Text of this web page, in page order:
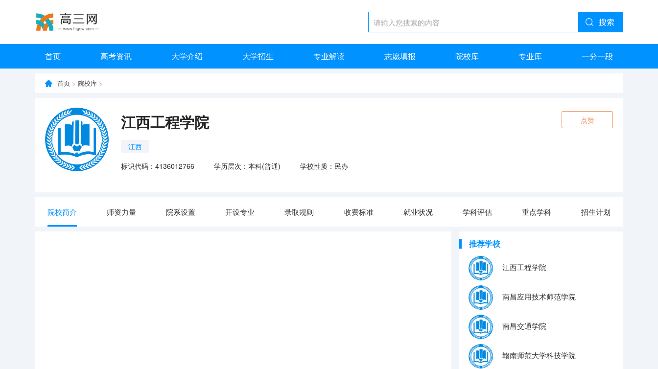
搜索
首页 高考资讯 大学介绍 大学招生 专业解读 志愿填报 院校库 专业库 一分一段
首页 > 院校库 >
江西工程学院 点赞
江西
标识代码：4136012766
学历层次：本科(普通) 学校性质：民办
院校简介 师资力量 院系设置 开设专业 录取规则 收费标准 就业状况 学科评估 重点学科 招生计划
推荐学校
江西工程学院
南昌应用技术师范学院
南昌交通学院
赣南师范大学科技学院